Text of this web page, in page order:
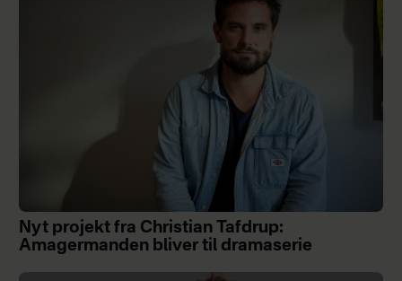
Nyt projekt fra Christian Tafdrup:
Amagermanden bliver til dramaserie